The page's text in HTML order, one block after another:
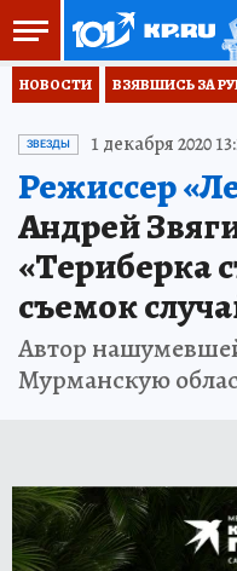
НОВОСТИ ВЗЯВШИСЬ ЗА
ЗВЕЗДЫ 1 декабря 2020
Режиссер
Андрей
«Териберка
съемок
Автор
Мурманскую